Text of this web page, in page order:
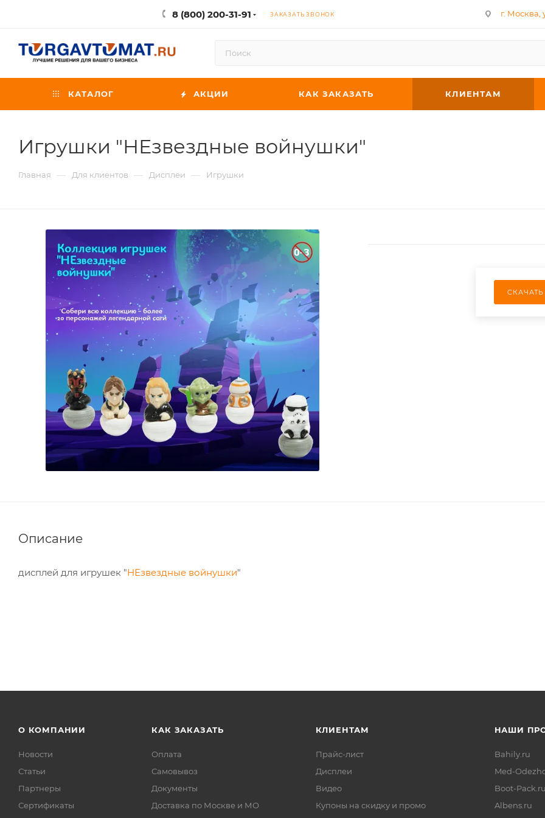
8 (800) 200-31-91 ЗАКАЗАТЬ ЗВОНОК г. Москва,
КАТАЛОГ АКЦИИ КАК ЗАКАЗАТЬ КЛИЕНТАМ
Игрушки "НЕзвездные войнушки"
Главная — Для клиентов — Дисплеи — Игрушки
Описание
дисплей для игрушек "НЕзвездные войнушки"
О КОМПАНИИ
Новости
Статьи
Партнеры
Сертификаты
КАК ЗАКАЗАТЬ
Оплата
Самовывоз
Документы
Доставка по Москве и МО
КЛИЕНТАМ
Прайс-лист
Дисплеи
Видео
Купоны на скидку и промо
НАШИ
Bahily.ru
Med-
Boot-Pack.ru
Albens.ru